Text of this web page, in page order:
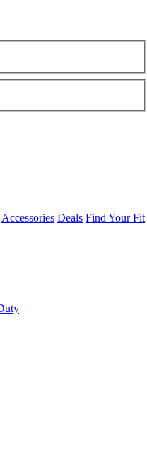
Accessories Deals Find Your Fit